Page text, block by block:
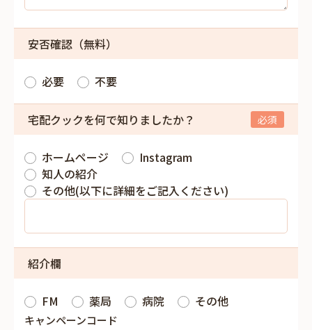
安否確認（無料）
必要 不要
宅配クックを何で知りましたか？
ホームページ
Instagram
知人の紹介
その他(以下に詳細をご記入ください)
紹介欄
FM 薬局 病院 その他
キャンペーンコード